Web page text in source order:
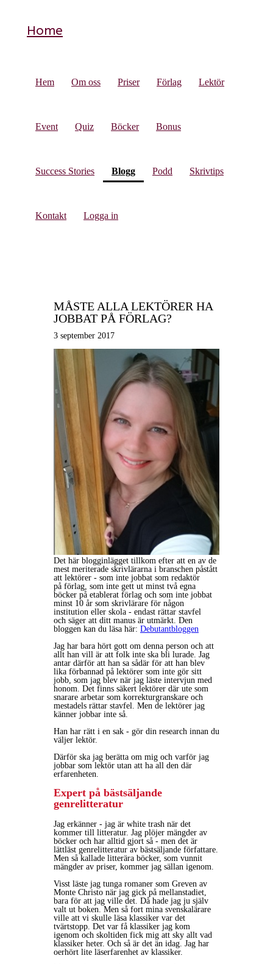
Home
Hem Om oss Priser Förlag Lektör
Event Quiz Böcker Bonus
Success Stories Blogg(current)
Podd Skrivtips
Kontakt Logga in
MÅSTE ALLA LEKTÖRER HA
JOBBAT PÅ FÖRLAG?
3 september 2017
Det här blogginlägget tillkom efter att en av de
mest meriterade skrivlärarna i branschen påstått
att lektörer - som inte jobbat som redaktör
på förlag, som inte gett ut minst två egna
böcker på etablerat förlag och som inte jobbat
minst 10 år som skrivlärare för någon
institution eller skola - endast rättar stavfel
och säger att ditt manus är utmärkt. Den
bloggen kan du läsa här: Debutantbloggen
Jag har bara hört gott om denna person och att
allt han vill är att folk inte ska bli lurade. Jag
antar därför att han sa sådär för att han blev
lika förbannad på lektörer som inte gör sitt
jobb, som jag blev när jag läste intervjun med
honom. Det finns säkert lektörer där ute som
snarare arbetar som korrekturgranskare och
mestadels rättar stavfel. Men de lektörer jag
känner jobbar inte så.
Han har rätt i en sak - gör din research innan du
väljer lektör.
Därför ska jag berätta om mig och varför jag
jobbar som lektör utan att ha all den där
erfarenheten.
Expert på bästsäljande
genrelitteratur
Jag erkänner - jag är white trash när det
kommer till litteratur. Jag plöjer mängder av
böcker och har alltid gjort så - men det är
lättläst genrelitteratur av bästsäljande författare.
Men så kallade litterära böcker, som vunnit
mängder av priser, kommer jag sällan igenom.
Visst läste jag tunga romaner som Greven av
Monte Christo när jag gick på mellanstadiet,
bara för att jag ville det. Då hade jag ju själv
valt ut boken. Men så fort mina svenskalärare
ville att vi skulle läsa klassiker var det
tvärtstopp. Det var få klassiker jag kom
igenom och skoltiden fick mig att sky allt vad
klassiker heter. Och så är det än idag. Jag har
oerhört lite läserfarenhet av klassiker.